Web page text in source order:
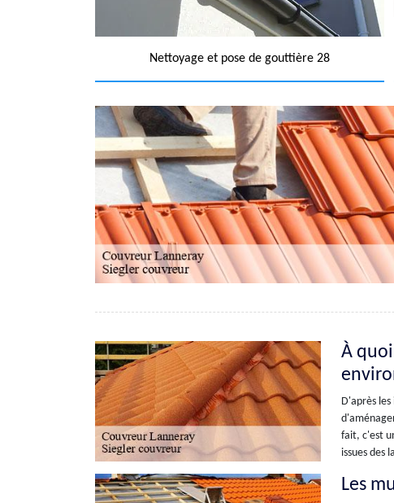
Nettoyage et pose de gouttière 28
À
D'après
fait, c'est
issues des
Les